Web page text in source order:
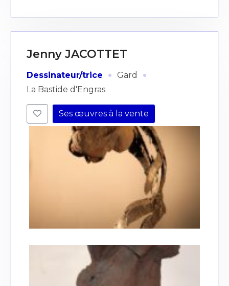
Jenny JACOTTET
Dessinateur/trice · Gard ·
La Bastide d'Engras
Ses œuvres à la vente